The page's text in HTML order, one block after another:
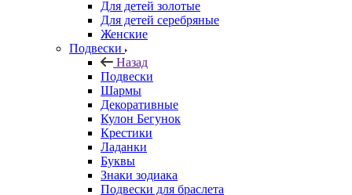
Для детей золотые
Для детей серебряные
Женские
Подвески
Назад
Подвески
Шармы
Декоративные
Кулон Бегунок
Крестики
Ладанки
Буквы
Знаки зодиака
Подвески для браслета